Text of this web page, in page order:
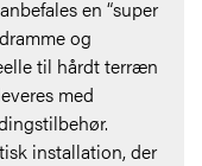
en “super
og
til hårdt terræn
med
installation, der